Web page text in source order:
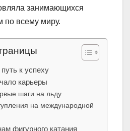
занимающихся
по всему миру.
к успеху
карьеры
шаги на льду
на международной
фигурного катания